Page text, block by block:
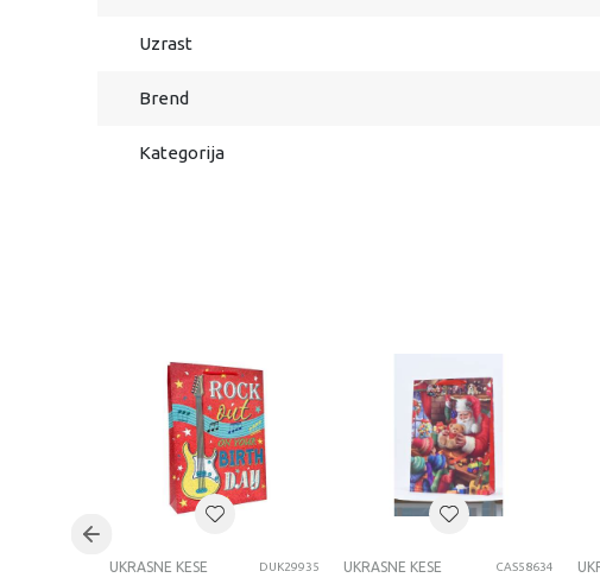
Uzrast
Brend
Kategorija
UKRASNE KESE DUK29935 UKRASNE KESE CAS58634